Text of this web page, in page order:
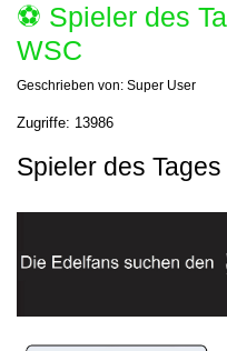
⚽️ Spieler des
WSC
Geschrieben von: Super User
Zugriffe: 13986
Spieler des